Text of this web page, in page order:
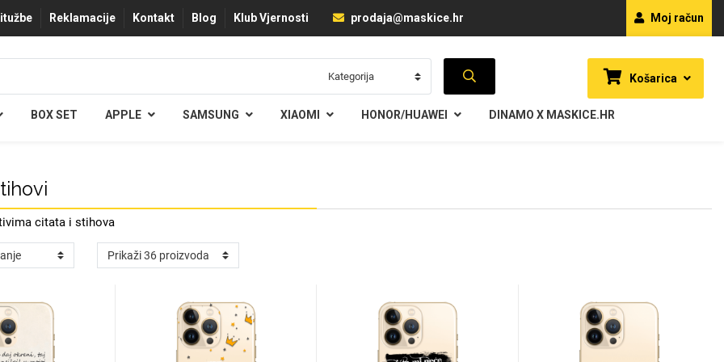
Reklamacije Kontakt Blog Klub Vjernosti prodaja@maskice.hr Moj račun
Košarica
BOX SET APPLE SAMSUNG XIAOMI HONOR/HUAWEI DINAMO X MASKICE.HR
citata i stihova